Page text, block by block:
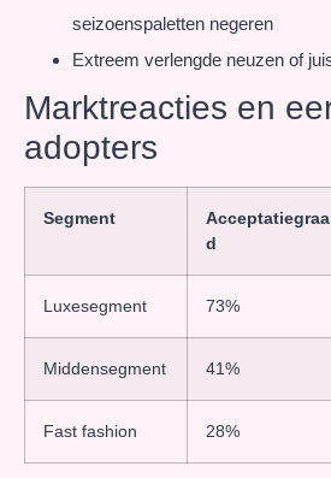
seizoenspaletten negeren
Extreem verlengde neuzen of
Marktreacties en
adopters
Segment
Acceptatiegraa
d
Luxesegment 73%
Middensegment 41%
Fast fashion 28%